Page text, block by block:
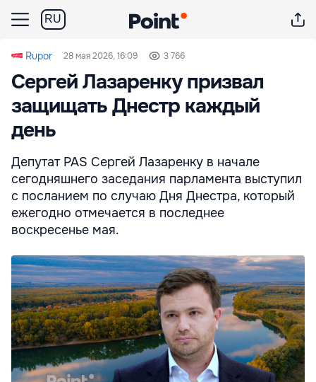
RU
Rupor 28 мая 2026, 16:09 3 766
Сергей Лазаренку призвал
защищать Днестр каждый
день
Депутат PAS Сергей Лазаренку в начале
сегодняшнего заседания парламента выступил
с посланием по случаю Дня Днестра, который
ежегодно отмечается в последнее
воскресенье мая.